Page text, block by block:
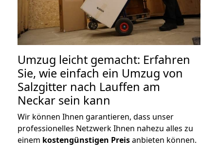
Umzug leicht gemacht: Erfahren
Sie, wie einfach ein Umzug von
Salzgitter nach Lauffen am
Neckar sein kann
Wir können Ihnen garantieren, dass unser
professionelles Netzwerk Ihnen nahezu alles zu
einem kostengünstigen Preisanbieten können.